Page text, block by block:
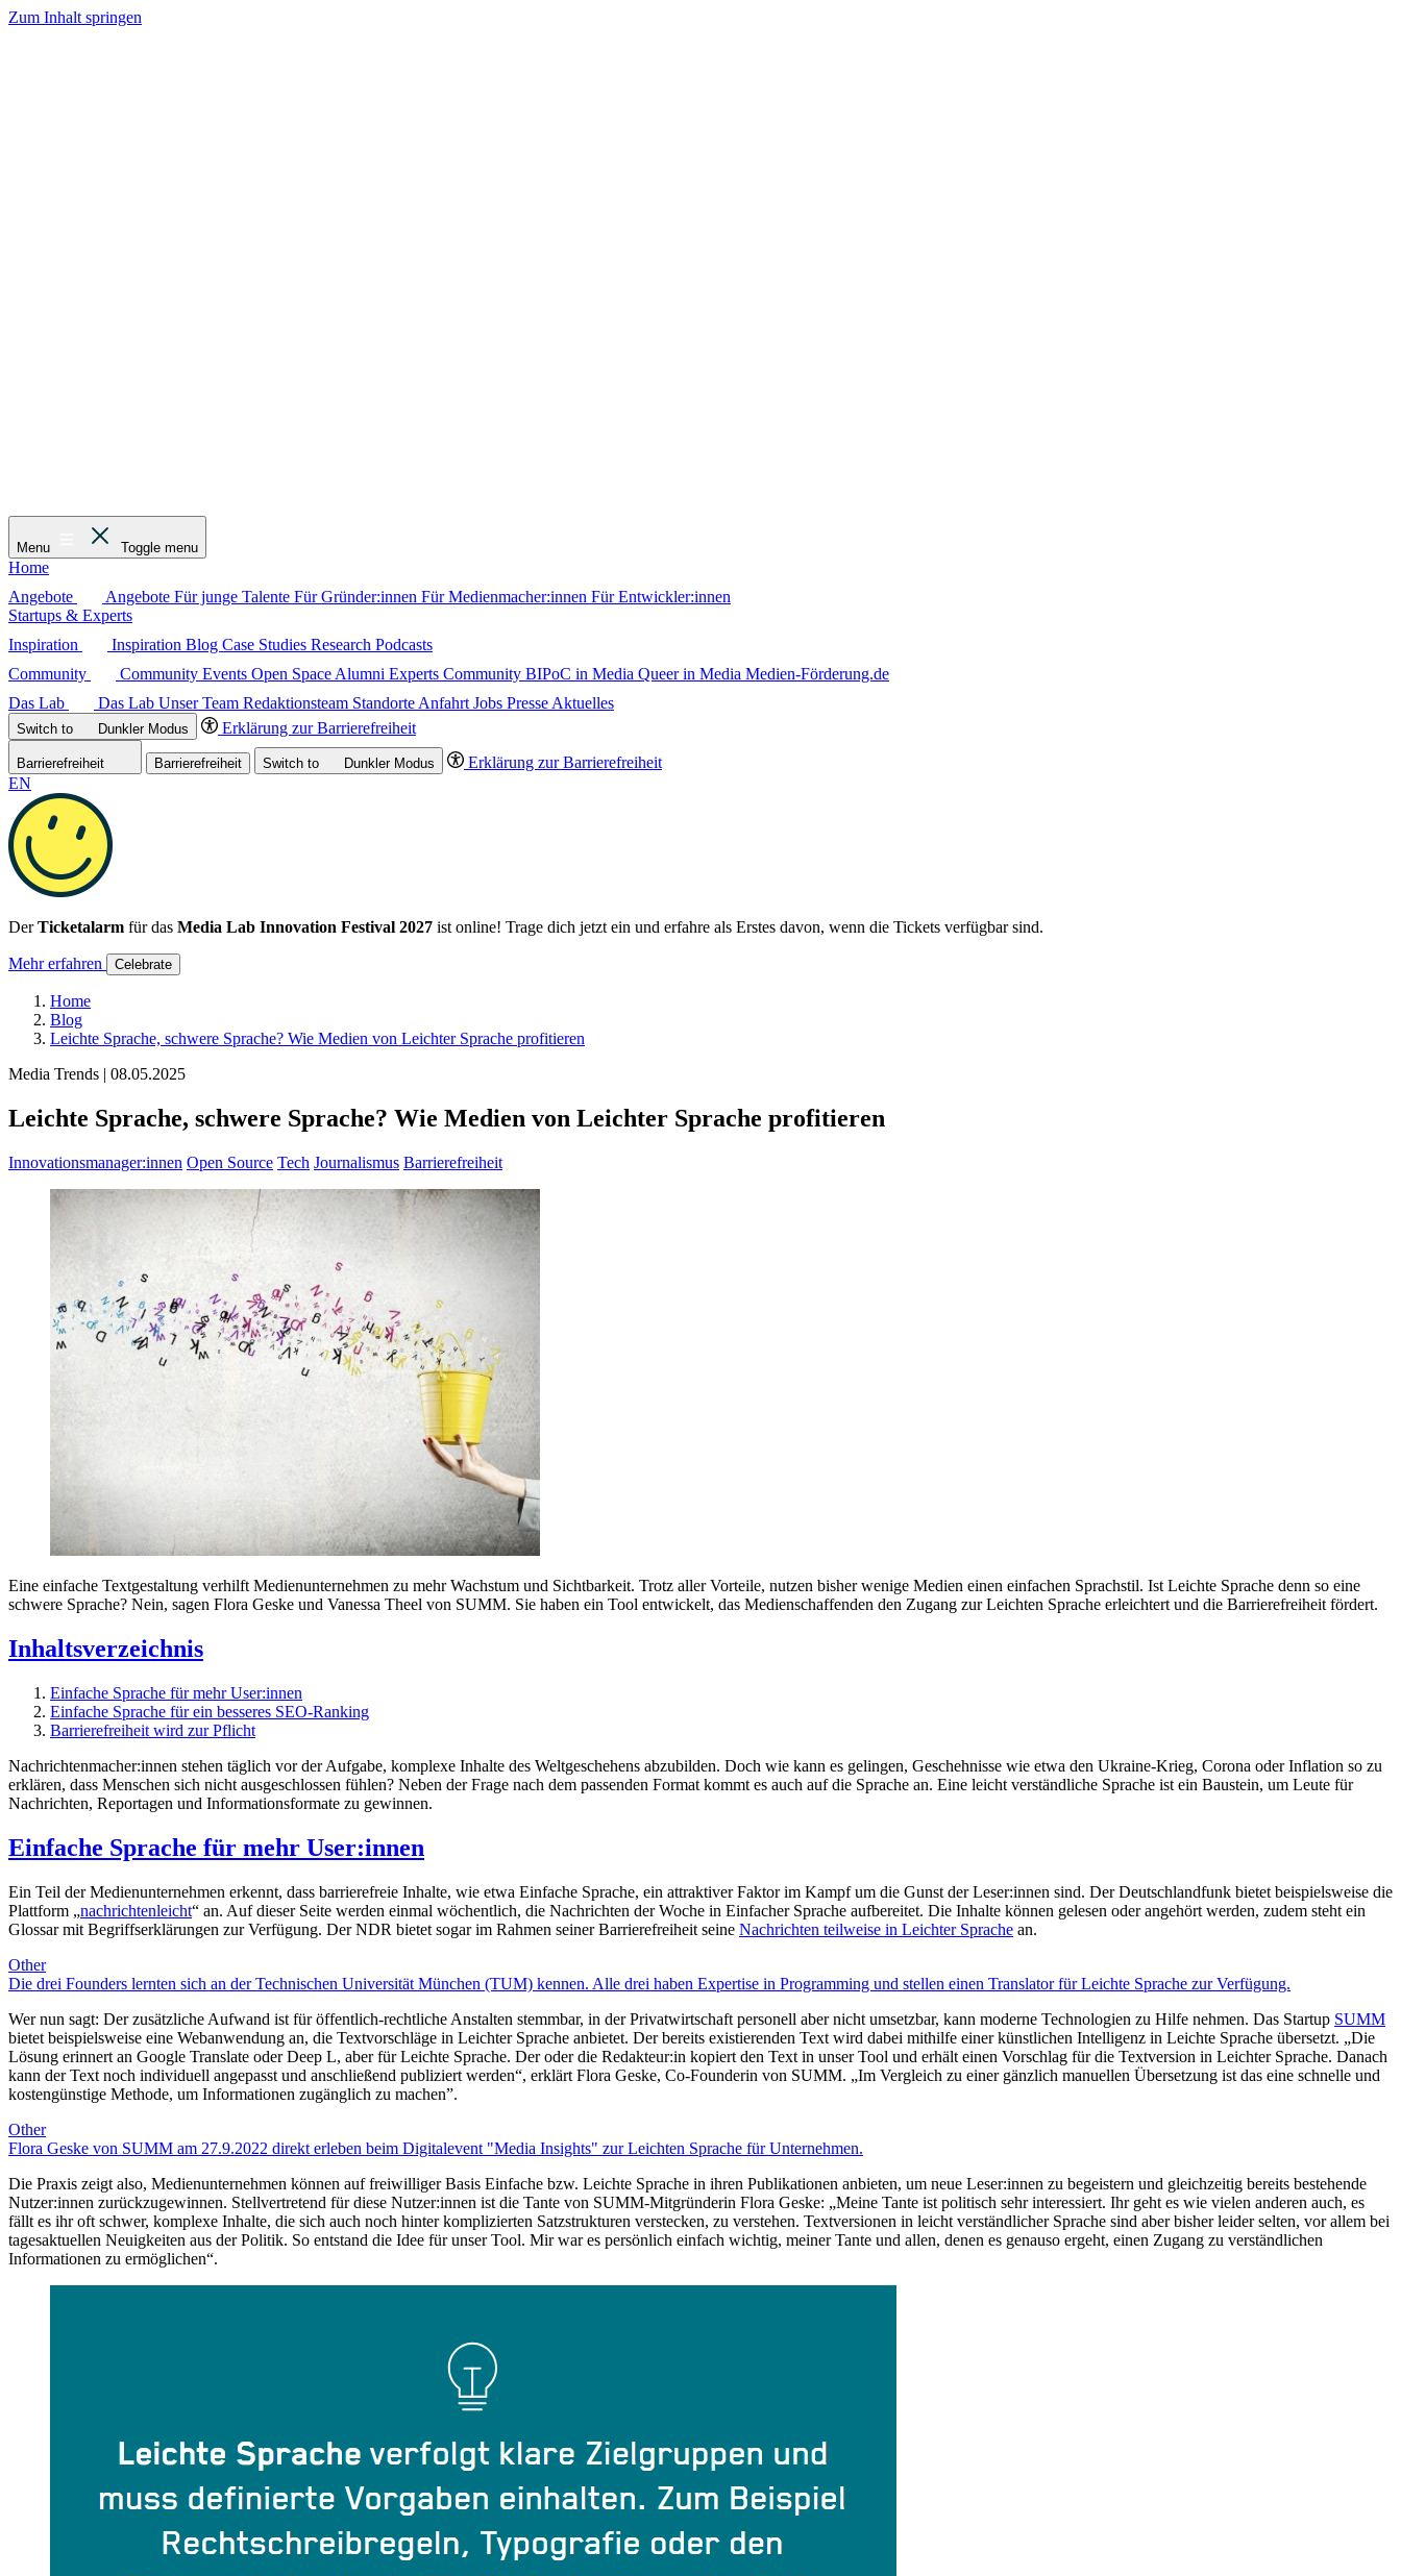
Zum Inhalt springen
Menu Toggle menu
Home
Angebote
Angebote Für junge Talente Für Gründer:innen Für Medienmacher:innen Für Entwickler:innen
Startups & Experts
Inspiration
Inspiration Blog Case Studies Research Podcasts
Community
Community Events Open Space Alumni Experts Community BIPoC in Media Queer in Media Medien-Förderung.de
Das Lab
Das Lab Unser Team Redaktionsteam Standorte Anfahrt Jobs Presse Aktuelles
Switch to DunklerModus Erklärung zur Barrierefreiheit
Barrierefreiheit Barrierefreiheit Switch to DunklerModus
Erklärung zur Barrierefreiheit
EN
DerTicketalarm für das Media Lab Innovation Festival 2027 ist online! Trage dich jetzt ein und erfahre als Erstes davon, wenn die Tickets verfügbar sind.
Mehr erfahren Celebrate
Home
Blog
Leichte Sprache, schwere Sprache? Wie Medien von Leichter Sprache profitieren
Media Trends | 08.05.2025
Leichte Sprache, schwere Sprache? Wie Medien von Leichter Sprache profitieren
Innovationsmanager:innen Open Source Tech Journalismus Barrierefreiheit
Eine einfache Textgestaltung verhilft Medienunternehmen zu mehr Wachstum und Sichtbarkeit. Trotz aller Vorteile, nutzen bisher wenige Medien einen einfachen Sprachstil. Ist Leichte Sprache denn so eine
schwere Sprache? Nein, sagen Flora Geske und Vanessa Theel von SUMM. Sie haben ein Tool entwickelt, das Medienschaffenden den Zugang zur Leichten Sprache erleichtert und die Barrierefreiheit fördert.
Inhaltsverzeichnis
Einfache Sprache für mehr User:innen
Einfache Sprache für ein besseres SEO-Ranking
Barrierefreiheit wird zur Pflicht
Nachrichtenmacher:innen stehen täglich vor der Aufgabe, komplexe Inhalte des Weltgeschehens abzubilden. Doch wie kann es gelingen, Geschehnisse wie etwa den Ukraine-Krieg, Corona oder Inflation so zu
erklären, dass Menschen sich nicht ausgeschlossen fühlen? Neben der Frage nach dem passenden Format kommt es auch auf die Sprache an. Eine leicht verständliche Sprache ist ein Baustein, um Leute für
Nachrichten, Reportagen und Informationsformate zu gewinnen.
Einfache Sprache für mehr User:innen
Ein Teil der Medienunternehmen erkennt, dass barrierefreie Inhalte, wie etwa Einfache Sprache, ein attraktiver Faktor im Kampf um die Gunst der Leser:innen sind. Der Deutschlandfunk bietet beispielsweise die
Plattform „nachrichtenleicht“ an. Auf dieser Seite werden einmal wöchentlich, die Nachrichten der Woche in Einfacher Sprache aufbereitet. Die Inhalte können gelesen oder angehört werden, zudem steht ein
Glossar mit Begriffserklärungen zur Verfügung. Der NDR bietet sogar im Rahmen seiner Barrierefreiheit seine Nachrichten teilweise in Leichter Sprache an.
Other
Die drei Founders lernten sich an der Technischen Universität München (TUM) kennen. Alle drei haben Expertise in Programming und stellen einen Translator für Leichte Sprache zur Verfügung.
Wer nun sagt: Der zusätzliche Aufwand ist für öffentlich-rechtliche Anstalten stemmbar, in der Privatwirtschaft personell aber nicht umsetzbar, kann moderne Technologien zu Hilfe nehmen. Das Startup SUMM
bietet beispielsweise eine Webanwendung an, die Textvorschläge in Leichter Sprache anbietet. Der bereits existierenden Text wird dabei mithilfe einer künstlichen Intelligenz in Leichte Sprache übersetzt. „Die
Lösung erinnert an Google Translate oder Deep L, aber für Leichte Sprache. Der oder die Redakteur:in kopiert den Text in unser Tool und erhält einen Vorschlag für die Textversion in Leichter Sprache. Danach
kann der Text noch individuell angepasst und anschließend publiziert werden“, erklärt Flora Geske, Co-Founderin von SUMM. „Im Vergleich zu einer gänzlich manuellen Übersetzung ist das eine schnelle und
kostengünstige Methode, um Informationen zugänglich zu machen”.
Other
Flora Geske von SUMM am 27.9.2022 direkt erleben beim Digitalevent "Media Insights" zur Leichten Sprache für Unternehmen.
Die Praxis zeigt also, Medienunternehmen können auf freiwilliger Basis Einfache bzw. Leichte Sprache in ihren Publikationen anbieten, um neue Leser:innen zu begeistern und gleichzeitig bereits bestehende
Nutzer:innen zurückzugewinnen. Stellvertretend für diese Nutzer:innen ist die Tante von SUMM-Mitgründerin Flora Geske: „Meine Tante ist politisch sehr interessiert. Ihr geht es wie vielen anderen auch, es
fällt es ihr oft schwer, komplexe Inhalte, die sich auch noch hinter komplizierten Satzstrukturen verstecken, zu verstehen. Textversionen in leicht verständlicher Sprache sind aber bisher leider selten, vor allem bei
tagesaktuellen Neuigkeiten aus der Politik. So entstand die Idee für unser Tool. Mir war es persönlich einfach wichtig, meiner Tante und allen, denen es genauso ergeht, einen Zugang zu verständlichen
Informationen zu ermöglichen“.